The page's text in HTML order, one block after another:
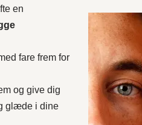
en
fare frem for
og give dig
glæde i dine